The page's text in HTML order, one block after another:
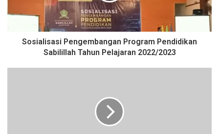
e
Sosialisasi Pengembangan Program Pendidikan
Sabilillah Tahun Pelajaran 2022/2023